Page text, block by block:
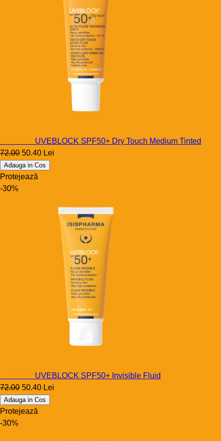
UVEBLOCK SPF50+ Dry Touch Medium Tinted
72.00 50.40 Lei
Adauga in Cos
Protejează
-30%
UVEBLOCK SPF50+ Invisible Fluid
72.00 50.40 Lei
Adauga in Cos
Protejează
-30%